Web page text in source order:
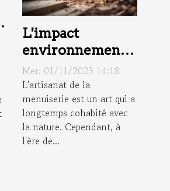
L'impact
environnemental
de la menuiserie
Mer. 01/11/2023 14:18
L'artisanat de la
menuiserie est un art qui a
longtemps cohabité avec
la nature. Cependant, à
l'ère de...